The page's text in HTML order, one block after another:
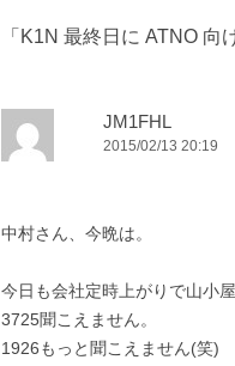
ョ
「 K1N 最終日に ATNO 向
JM1FHL
2015/02/13 20:19
中村さん、今晩は。
今日も会社定時上がりで山小屋
3725聞こえません。
1926もっと聞こえません(笑)